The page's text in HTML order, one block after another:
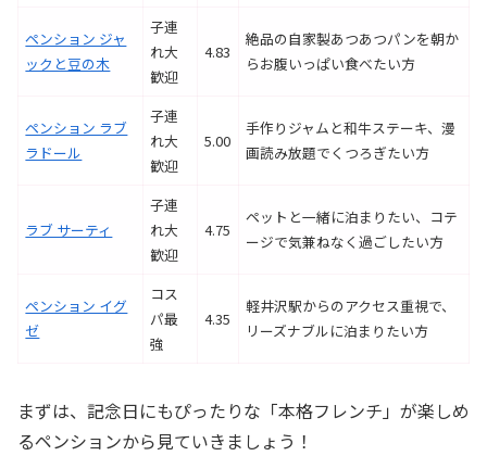
ペンション ジャ
ックと豆の木
子連
れ大
歓迎
4.83
絶品の自家製あつあつパンを朝か
らお腹いっぱい食べたい方
ペンション ラブ
ラドール
子連
れ大
歓迎
5.00
手作りジャムと和牛ステーキ、漫
画読み放題でくつろぎたい方
ラブ サーティ
子連
れ大
歓迎
4.75
ペットと一緒に泊まりたい、コテ
ージで気兼ねなく過ごしたい方
ペンション イグ
ゼ
コス
パ最
強
4.35
軽井沢駅からのアクセス重視で、
リーズナブルに泊まりたい方
まずは、記念日にもぴったりな「本格フレンチ」が楽しめ
るペンションから見ていきましょう！